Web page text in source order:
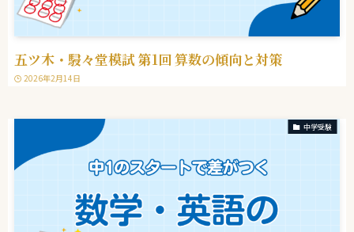
五ツ木・駸々堂模試 第1回 算数の傾向と対策
2026年2月14日
中学受験